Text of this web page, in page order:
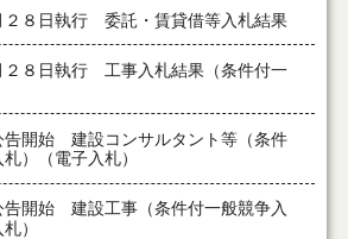
２８日執行 委託・賃貸借等入札結果
２８日執行 工事入札結果（条件付一
告開始 建設コンサルタント等（条件
）（電子入札）
告開始 建設工事（条件付一般競争入
）